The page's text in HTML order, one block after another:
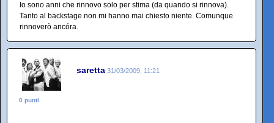
Io sono anni che rinnovo solo per stima (da quando si rinnova).
Tanto al backstage non mi hanno mai chiesto niente. Comunque
rinnoverò ancóra.
saretta 31/03/2009, 11:21
0 punti